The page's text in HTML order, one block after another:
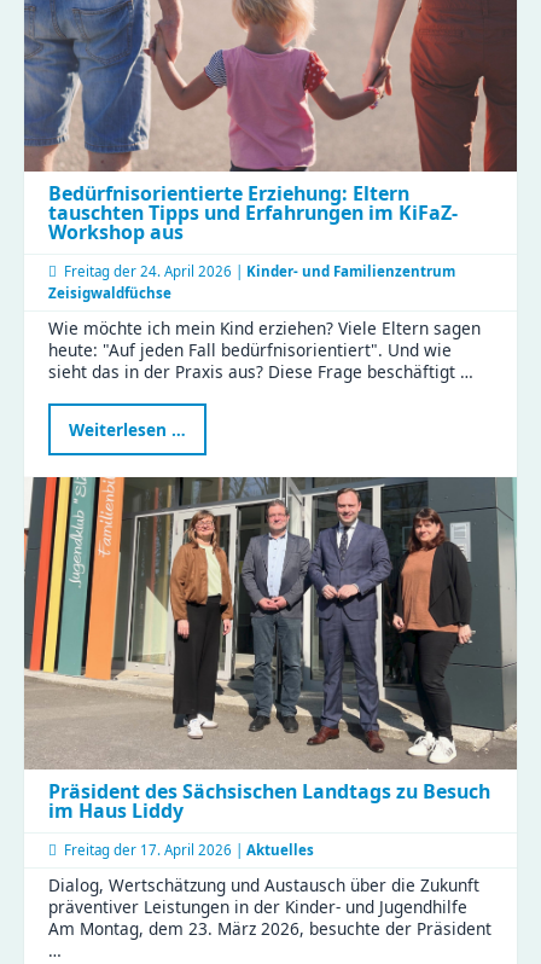
Bedürfnisorientierte Erziehung: Eltern
tauschten Tipps und Erfahrungen im KiFaZ-
Workshop aus
Freitag der 24. April 2026 | Kinder- und Familienzentrum
Zeisigwaldfüchse
Wie möchte ich mein Kind erziehen? Viele Eltern sagen
heute: "Auf jeden Fall bedürfnisorientiert". Und wie
sieht das in der Praxis aus? Diese Frage beschäftigt …
Weiterlesen …
Erziehung:
Eltern
tauschten
Tipps
und
Erfahrungen
im
KiFaZ-
Workshop
aus
Präsident des Sächsischen Landtags zu Besuch
im Haus Liddy
Freitag der 17. April 2026 | Aktuelles
Dialog, Wertschätzung und Austausch über die Zukunft
präventiver Leistungen in der Kinder- und Jugendhilfe
Am Montag, dem 23. März 2026, besuchte der Präsident
…